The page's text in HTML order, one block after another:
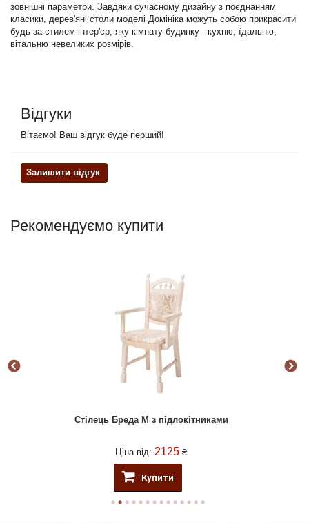
зовнішні параметри. Завдяки сучасному дизайну з поєднанням
класики, дерев'яні столи моделі Домініка можуть собою прикрасити
будь за стилем інтер'єр, яку кімнату будинку - кухню, їдальню,
вітальню невеликих розмірів.
Відгуки
Вітаємо! Ваш відгук буде перший!
Залишити відгук
Рекомендуємо купити
Стілець Бреда М з підлокітниками
Ціна від: 2125 ₴
Купити